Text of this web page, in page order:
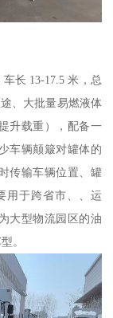
长 13-17.5 米，总
、大批量易燃液体
升载重），配备一
车辆颠簸对罐体的
传输车辆位置、罐
用于跨省市、、运
大型物流园区的油
。​